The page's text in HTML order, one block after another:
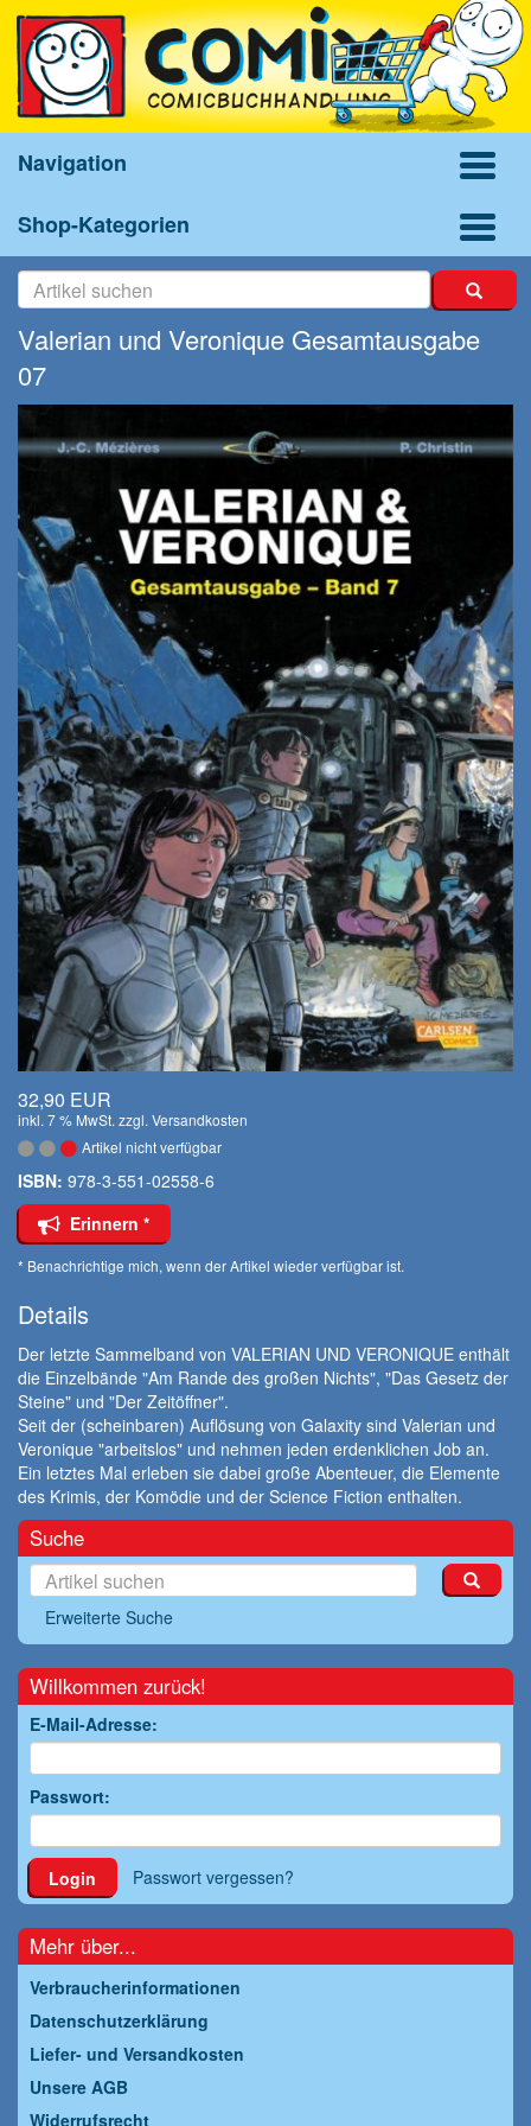
Navigation
Shop-Kategorien
Valerian und Veronique Gesamtausgabe
07
32,90 EUR
inkl. 7 % MwSt. zzgl. Versandkosten
Artikel nicht verfügbar
ISBN: 978-3-551-02558-6
Erinnern *
* Benachrichtige mich, wenn der Artikel wieder verfügbar ist.
Details
Der letzte Sammelband von VALERIAN UND VERONIQUE enthält
die Einzelbände "Am Rande des großen Nichts", "Das Gesetz der
Steine" und "Der Zeitöffner".
Seit der (scheinbaren) Auflösung von Galaxity sind Valerian und
Veronique "arbeitslos" und nehmen jeden erdenklichen Job an.
Ein letztes Mal erleben sie dabei große Abenteuer, die Elemente
des Krimis, der Komödie und der Science Fiction enthalten.
Suche
Erweiterte Suche
Willkommen zurück!
E-Mail-Adresse:
Passwort:
Login Passwort vergessen?
Mehr über...
Verbraucherinformationen
Datenschutzerklärung
Liefer- und Versandkosten
Unsere AGB
Widerrufsrecht